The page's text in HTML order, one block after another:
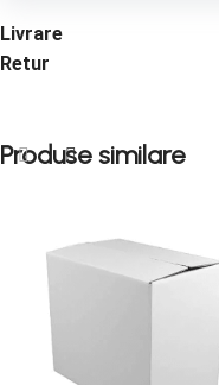
Livrare
Retur
Produse similare